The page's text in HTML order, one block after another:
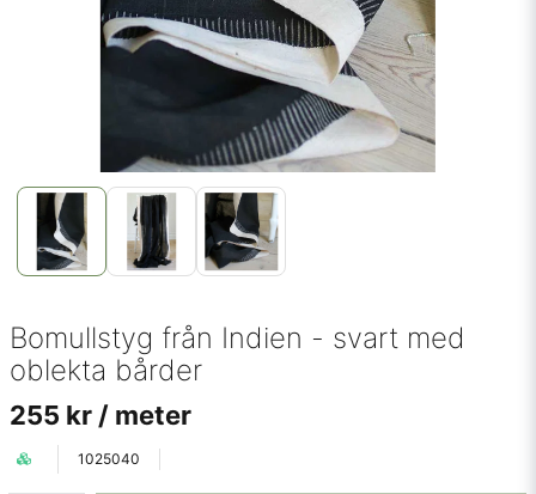
Bomullstyg från Indien - svart med
oblekta bårder
255 kr / meter
1025040